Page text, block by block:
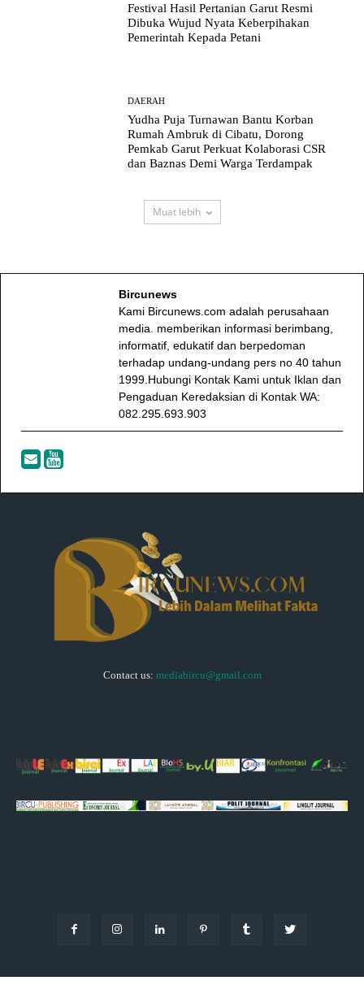
Festival Hasil Pertanian Garut Resmi
Dibuka Wujud Nyata Keberpihakan
Pemerintah Kepada Petani
DAERAH
Yudha Puja Turnawan Bantu Korban
Rumah Ambruk di Cibatu, Dorong
Pemkab Garut Perkuat Kolaborasi CSR
dan Baznas Demi Warga Terdampak
Muat lebih
Bircunews
Kami Bircunews.com adalah perusahaan
media. memberikan informasi berimbang,
informatif, edukatif dan berpedoman
terhadap undang-undang pers no 40 tahun
1999.Hubungi Kontak Kami untuk Iklan dan
Pengaduan Keredaksian di Kontak WA:
082.295.693.903
Contact us: mediabircu@gmail.com